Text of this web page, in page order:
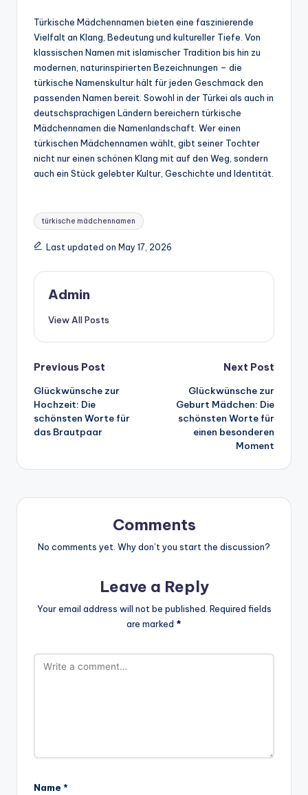
Türkische Mädchennamen bieten eine faszinierende
Vielfalt an Klang, Bedeutung und kultureller Tiefe. Von
klassischen Namen mit islamischer Tradition bis hin zu
modernen, naturinspirierten Bezeichnungen – die
türkische Namenskultur hält für jeden Geschmack den
passenden Namen bereit. Sowohl in der Türkei als auch in
deutschsprachigen Ländern bereichern türkische
Mädchennamen die Namenlandschaft. Wer einen
türkischen Mädchennamen wählt, gibt seiner Tochter
nicht nur einen schönen Klang mit auf den Weg, sondern
auch ein Stück gelebter Kultur, Geschichte und Identität.
Tags:
türkische mädchennamen
Last updated on May 17, 2026
Admin
View All Posts
Post
navigation
Previous Post
Glückwünsche zur
Hochzeit: Die
schönsten Worte für
das Brautpaar
Next Post
Glückwünsche zur
Geburt Mädchen: Die
schönsten Worte für
einen besonderen
Moment
Comments
No comments yet. Why don’t you start the discussion?
Leave a Reply
Your email address will not be published. Required fields
are marked *
Name *